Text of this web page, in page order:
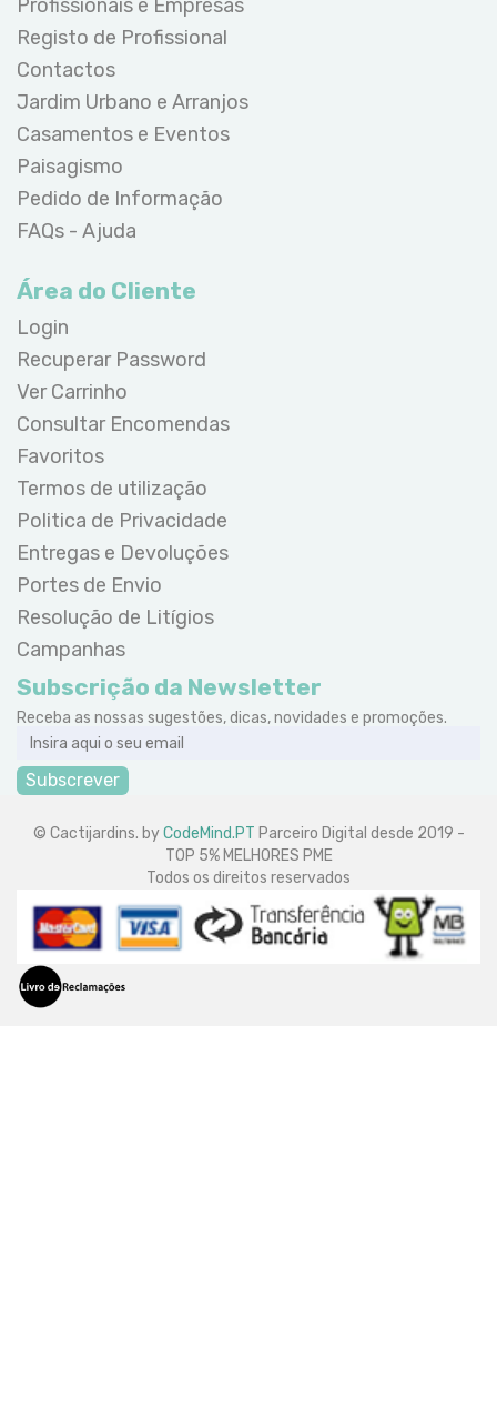
Profissionais e Empresas
Registo de Profissional
Contactos
Jardim Urbano e Arranjos
Casamentos e Eventos
Paisagismo
Pedido de Informação
FAQs - Ajuda
Área do Cliente
Login
Recuperar Password
Ver Carrinho
Consultar Encomendas
Favoritos
Termos de utilização
Politica de Privacidade
Entregas e Devoluções
Portes de Envio
Resolução de Litígios
Campanhas
Subscrição da Newsletter
Receba as nossas sugestões, dicas, novidades e promoções.
Subscrever
© Cactijardins. byCodeMind.PT Parceiro Digital desde 2019 -
TOP 5% MELHORES PME
Todos os direitos reservados